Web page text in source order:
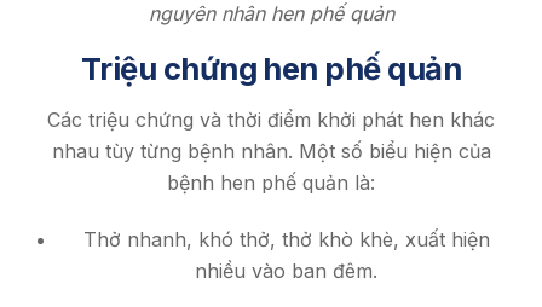
nguyên nhân hen phế quản
Triệu chứng hen phế quản
Các triệu chứng và thời điểm khởi phát hen khác
nhau tùy từng bệnh nhân. Một số biểu hiện của
bệnh hen phế quản là:
Thở nhanh, khó thở, thở khò khè, xuất hiện
nhiều vào ban đêm.